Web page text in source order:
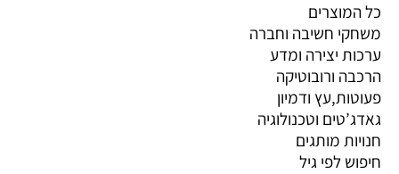
כל המוצרים
משחקי חשיבה וחברה
ערכות יצירה ומדע
הרכבה ורובוטיקה
פעוטות,עץ ודמיון
גאדג’טים וטכנולוגיה
חנויות מותגים
חיפוש לפי גיל